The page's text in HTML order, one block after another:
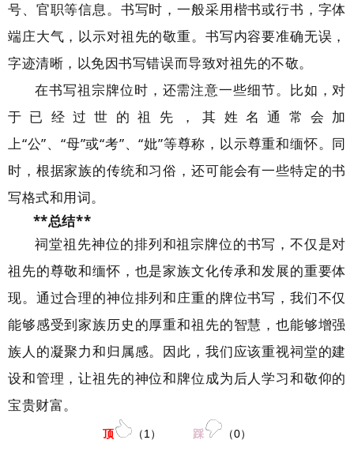
号、官职等信息。书写时，一般采用楷书或行书，字体
端庄大气，以示对祖先的敬重。书写内容要准确无误，
字迹清晰，以免因书写错误而导致对祖先的不敬。
在书写祖宗牌位时，还需注意一些细节。比如，对
于已经过世的祖先，其姓名通常会加
上“公”、“母”或“考”、“妣”等尊称，以示尊重和缅怀。同
时，根据家族的传统和习俗，还可能会有一些特定的书
写格式和用词。
**总结**
祠堂祖先神位的排列和祖宗牌位的书写，不仅是对
祖先的尊敬和缅怀，也是家族文化传承和发展的重要体
现。通过合理的神位排列和庄重的牌位书写，我们不仅
能够感受到家族历史的厚重和祖先的智慧，也能够增强
族人的凝聚力和归属感。因此，我们应该重视祠堂的建
设和管理，让祖先的神位和牌位成为后人学习和敬仰的
宝贵财富。
顶 （1 ） 踩 （0）